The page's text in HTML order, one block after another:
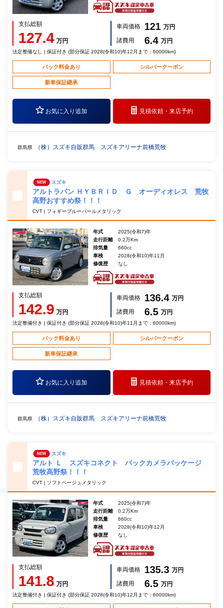
支払総額
127.4 万円
車両価格 121 万円
諸費用
6.4 万円
法定整備なし | 保証付き (部分保証 2028(令和10)年12月まで：60000km)
パック料金あり シルバークーポン
新車保証継承
お気に入り追加 見積依頼・来店予約
群馬県 （株）スズキ自販群馬 スズキアリーナ前橋荒牧
NEW スズキ
アルトラパン ＨＹＢＲＩＤ Ｇ オーディオレス 荒牧
高野おすすめ祭！！！
CVT | フォギーブルーパールメタリック
年式
2025(令和7)年
走行距離
0.2万Km
排気量
660cc
車検
2028(令和10)年11月
修復歴
なし
支払総額
142.9 万円
車両価格 136.4 万円
諸費用
6.5 万円
法定整備付き | 保証付き (部分保証 2028(令和10)年11月まで：60000km)
パック料金あり シルバークーポン
新車保証継承
お気に入り追加 見積依頼・来店予約
群馬県 （株）スズキ自販群馬 スズキアリーナ前橋荒牧
NEW スズキ
アルト Ｌ スズキコネクト バックカメラパッケージ
荒牧高野祭！！！
CVT | ソフトベージュメタリック
年式
2025(令和7)年
走行距離
0.2万Km
排気量
660cc
車検
2028(令和10)年12月
修復歴
なし
支払総額
141.8 万円
車両価格 135.3 万円
諸費用
6.5 万円
法定整備付き | 保証付き (部分保証 2028(令和10)年12月まで：60000km)